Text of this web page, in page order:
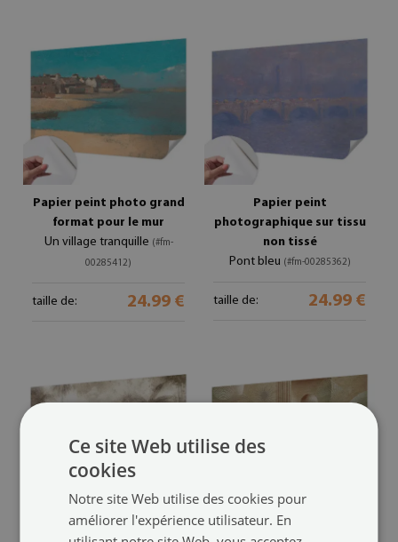
Papier peint photo grand
format pour le mur
Un village tranquille (#fm-
00285412)
taille de: 24.99 €
Papier peint
photographique sur tissu
non tissé
Pont bleu (#fm-00285362)
taille de: 24.99 €
Papier peint photo
Papier peint intissé
Ce site Web utilise des
cookies
Notre site Web utilise des cookies pour
améliorer l'expérience utilisateur. En